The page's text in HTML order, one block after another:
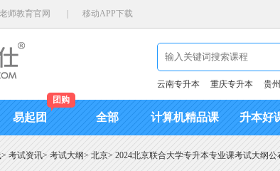
师教育官网 移动APP下载
云南专升本 重庆专升本 贵
易起团
团购
全部 计算机精品课 升本好
> 考试资讯> 考试大纲> 北京> 2024北京联合大学专升本专业课考试大纲公